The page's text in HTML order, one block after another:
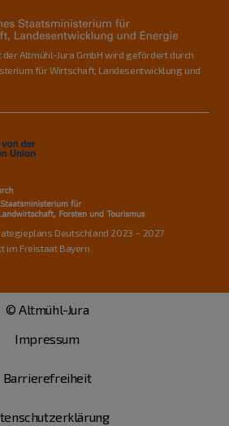
Altmühl-Jura GmbH wird gefördert durch
für Wirtschaft, Landesentwicklung und
Deutschland 2023 – 2027
im Freistaat Bayern.
© Altmühl-Jura
Impressum
Barrierefreiheit